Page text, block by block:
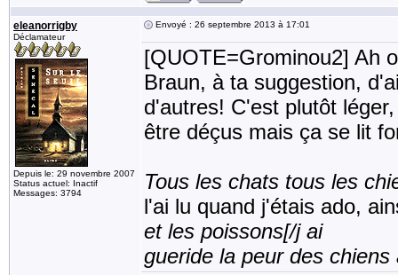
eleanorrigby
Déclamateur
Depuis le: 29 novembre 2007
Status actuel: Inactif
Messages: 3794
Envoyé : 26 septembre 2013 à 17:01
[QUOTE=Grominou2] Ah
Braun, à ta suggestion,
d'autres! C'est plutôt
être déçus mais ça se lit
Tous les chats tous les
l'ai lu quand j'étais ado,
et les poissons[/j ai
gueride la peur des